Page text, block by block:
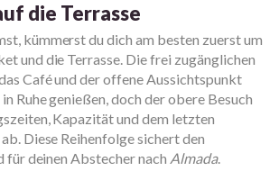
die Terrasse
kümmerst du dich am besten zuerst um
und die Terrasse. Die frei zugänglichen
Café und der offene Aussichtspunkt
Ruhe genießen, doch der obere Besuch
Kapazität und dem letzten
Diese Reihenfolge sichert den
für deinen Abstecher nach Almada.